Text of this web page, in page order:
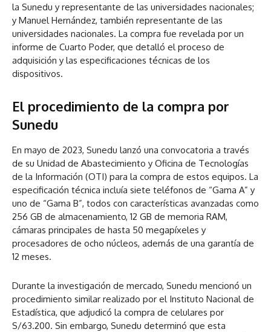
la Sunedu y representante de las universidades nacionales;
y Manuel Hernández, también representante de las
universidades nacionales. La compra fue revelada por un
informe de Cuarto Poder, que detalló el proceso de
adquisición y las especificaciones técnicas de los
dispositivos.
El procedimiento de la compra por
Sunedu
En mayo de 2023, Sunedu lanzó una convocatoria a través
de su Unidad de Abastecimiento y Oficina de Tecnologías
de la Información (OTI) para la compra de estos equipos. La
especificación técnica incluía siete teléfonos de “Gama A” y
uno de “Gama B”, todos con características avanzadas como
256 GB de almacenamiento, 12 GB de memoria RAM,
cámaras principales de hasta 50 megapíxeles y
procesadores de ocho núcleos, además de una garantía de
12 meses.
Durante la investigación de mercado, Sunedu mencionó un
procedimiento similar realizado por el Instituto Nacional de
Estadística, que adjudicó la compra de celulares por
S/63.200. Sin embargo, Sunedu determinó que esta